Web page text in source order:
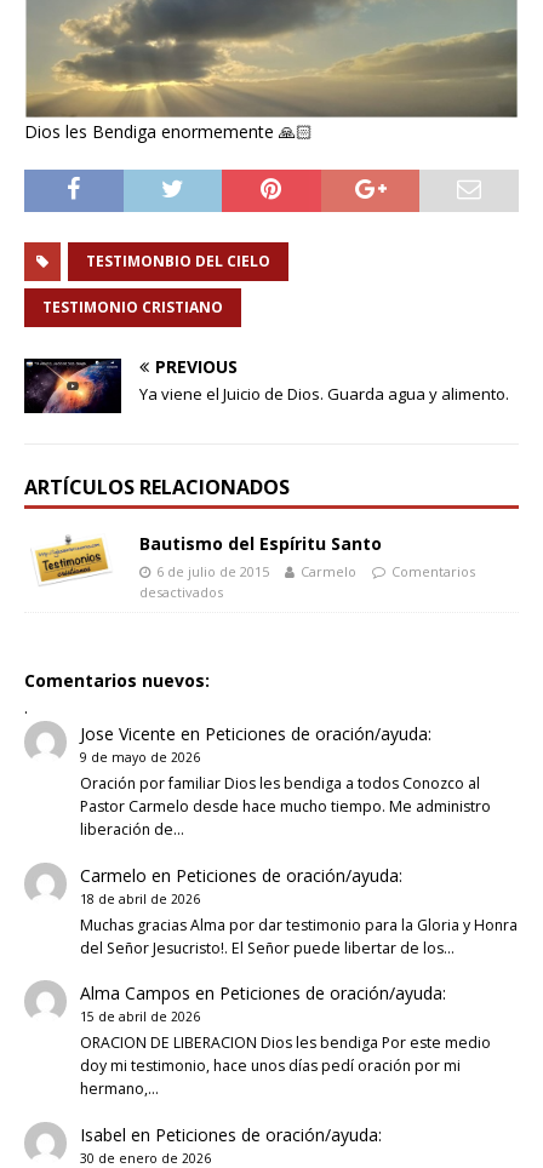
Dios les Bendiga enormemente 🙏🏻
TESTIMONBIO DEL CIELO
TESTIMONIO CRISTIANO
PREVIOUS
Ya viene el Juicio de Dios. Guarda agua y alimento.
ARTÍCULOS RELACIONADOS
Bautismo del Espíritu Santo
6 de julio de 2015 Carmelo
Comentarios
desactivados
Comentarios nuevos:
.
Jose Vicente en Peticiones de oración/ayuda:
9 de mayo de 2026
Oración por familiar Dios les bendiga a todos Conozco al
Pastor Carmelo desde hace mucho tiempo. Me administro
liberación de…
Carmelo en Peticiones de oración/ayuda:
18 de abril de 2026
Muchas gracias Alma por dar testimonio para la Gloria y Honra
del Señor Jesucristo!. El Señor puede libertar de los…
Alma Campos en Peticiones de oración/ayuda:
15 de abril de 2026
ORACION DE LIBERACION Dios les bendiga Por este medio
doy mi testimonio, hace unos días pedí oración por mi
hermano,…
Isabel en Peticiones de oración/ayuda:
30 de enero de 2026